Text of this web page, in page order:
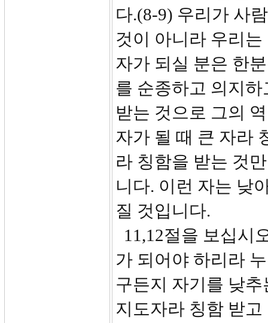
다.(8-9) 우리가 사
것이 아니라 우리
자가 되실 분은 한
를 순종하고 의지
받는 것으로 그의
자가 될 때 큰 자라
라 칭함을 받는 것
니다. 이런 자는 낮
질 것입니다.
11,12절을 보십시
가 되어야 하리라
구든지 자기를 낮
지도자라 칭함 받